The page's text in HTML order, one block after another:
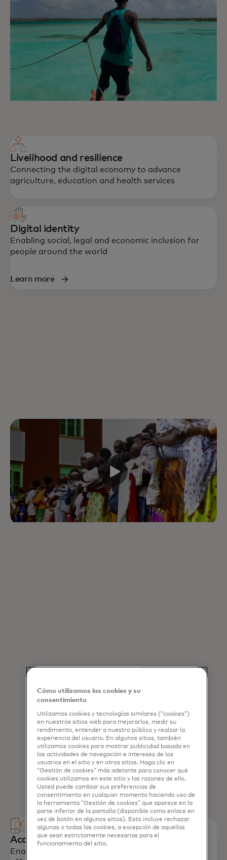
Livelihood and resilience
Connecting the digital economy to advance
agriculture, education and health services
Digital identity
Enabling social, legal and economic inclusion for
people around the world
Learn more
Accept digital payments
Enabling MSMEs to accept digital payments and
Cómo utilizamos las cookies y su
consentimiento
Utilizamos cookies y tecnologías similares (“cookies”)
en nuestros sitios web para mejorarlos, medir su
rendimiento, entender a nuestro público y realzar la
experiencia del usuario. En algunos sitios, también
utilizamos cookies para mostrar publicidad basada en
las actividades de navegación e intereses de los
usuarios en el sitio y en otros sitios. Haga clic en
“Gestión de cookies” más adelante para conocer qué
cookies utilizamos en este sitio y las razones de ello.
Usted puede cambiar sus preferencias de
consentimiento en cualquier momento haciendo uso de
la herramienta “Gestión de cookies” que aparece en la
parte inferior de la pantalla (disponible como enlace en
vez de botón en algunos sitios). Esto incluye rechazar
algunas o todas las cookies, a excepción de aquellas
que sean estrictamente necesarias para el
funcionamiento del sitio.